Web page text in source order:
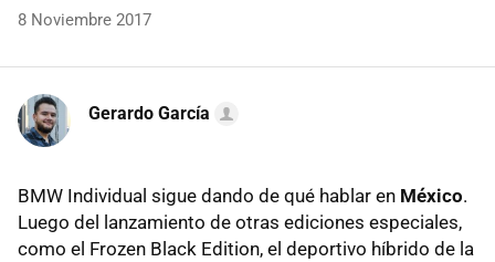
8 Noviembre 2017
Gerardo García
BMW Individual sigue dando de qué hablar en México.
Luego del lanzamiento de otras ediciones especiales,
como el Frozen Black Edition, el deportivo híbrido de la